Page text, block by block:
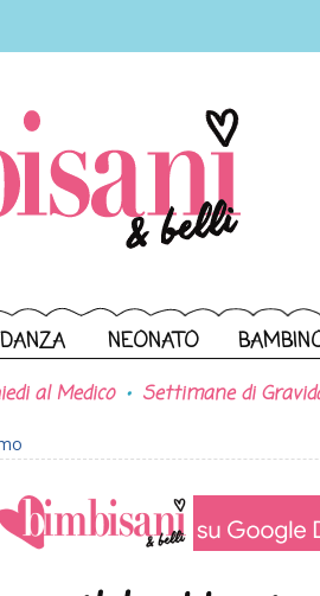
NEONATO
al Medico Settimane di